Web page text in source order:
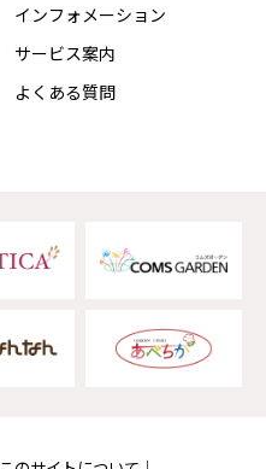
インフォメーション
サービス案内
よくある質問